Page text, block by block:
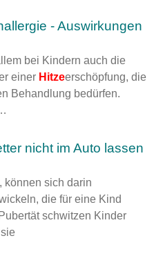
- Auswirkungen
bei Kindern auch die
einer Hitzeerschöpfung, die
Behandlung bedürfen.
nicht im Auto lassen
können sich darin
die für eine Kind
schwitzen Kinder